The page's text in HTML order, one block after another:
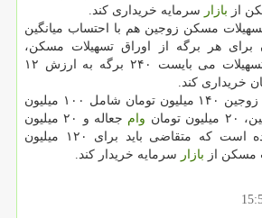
از بازار سرمایه خریداری كند.
مسكن زوجین هم با احتساب میانگین
تومان برای هر برگه از اوراق تسهیلات مسكن،
متقاضی دریافت این تسهیلات می بایست ۲۴۰ برگه به ارزش ۱۲
سقف تسهیلات مسكن زوجین ۱۴۰ میلیون تومان شامل ۱۰۰ میلیون
وام
جعاله و ۲۰ میلیون
بدون سپرده است كه متقاضی باید برای ۱۲۰ میلیون
مسكن از بازار سرمایه خریدار كند.